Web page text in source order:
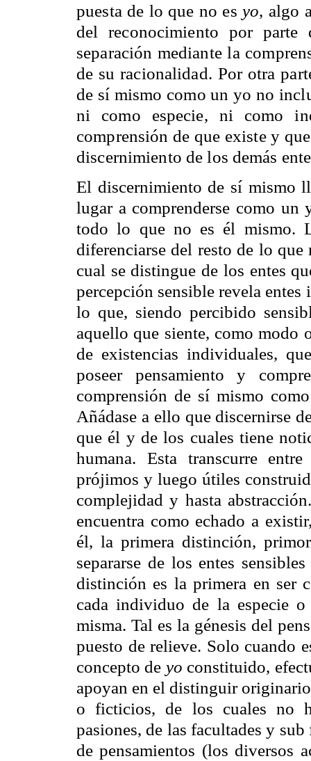
puesta de lo que no esyo, algo
del reconocimiento por parte
separación mediante la
de su racionalidad. Por otra
de sí mismo como un yo no
ni como especie, ni como
comprensión de que existe y
discernimiento de los demás
El discernimiento de sí mismo
lugar a comprenderse como un
todo lo que no es él mismo.
diferenciarse del resto de lo
cual se distingue de los entes
percepción sensible revela entes
lo que, siendo percibido
aquello que siente, como modo
de existencias individuales,
poseer pensamiento y
comprensión de sí mismo
Añádase a ello que discernirse
que él y de los cuales tiene
humana. Esta transcurre
prójimos y luego útiles
complejidad y hasta
encuentra como echado a
él, la primera distinción,
separarse de los entes
distinción es la primera en ser
cada individuo de la especie
misma. Tal es la génesis del
puesto de relieve. Solo cuando
concepto de yo constituido,
apoyan en el distinguir
o ficticios, de los cuales no
pasiones, de las facultades y
de pensamientos (los diversos